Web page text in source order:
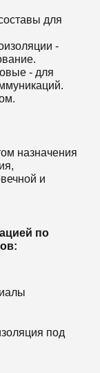
для
-
- для
назначения
и
по
под